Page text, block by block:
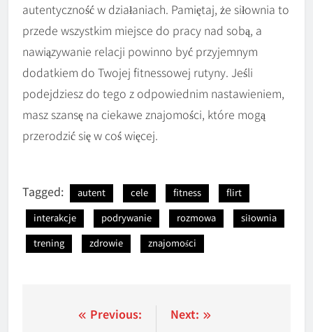
autentyczność w działaniach. Pamiętaj, że siłownia to
przede wszystkim miejsce do pracy nad sobą, a
nawiązywanie relacji powinno być przyjemnym
dodatkiem do Twojej fitnessowej rutyny. Jeśli
podejdziesz do tego z odpowiednim nastawieniem,
masz szansę na ciekawe znajomości, które mogą
przerodzić się w coś więcej.
Tagged: autent cele fitness
flirt
interakcje
podrywanie rozmowa
siłownia
trening
zdrowie znajomości
Nawigacja
Previous:
Next: